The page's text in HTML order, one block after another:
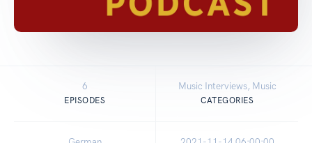
6
EPISODES
Music Interviews, Music
CATEGORIES